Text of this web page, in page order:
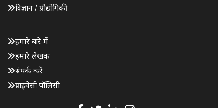
विज्ञान / प्रौद्योगिकी
हमारे बारे में
हमारे लेखक
संपर्क करें
प्राइवेसी पॉलिसी